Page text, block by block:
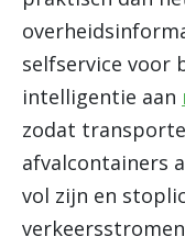
selfservice voor
intelligentie aan
zodat
afvalcontainers
vol zijn en